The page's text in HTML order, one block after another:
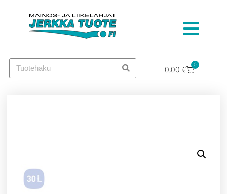
0,00 € 0